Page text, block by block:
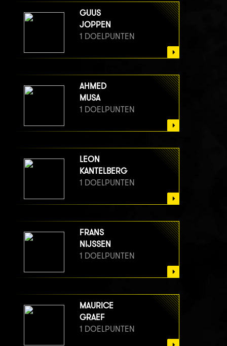
GUUS
JOPPEN
1 DOELPUNTEN
AHMED
MUSA
1 DOELPUNTEN
LEON
KANTELBERG
1 DOELPUNTEN
FRANS
NIJSSEN
1 DOELPUNTEN
MAURICE
GRAEF
1 DOELPUNTEN